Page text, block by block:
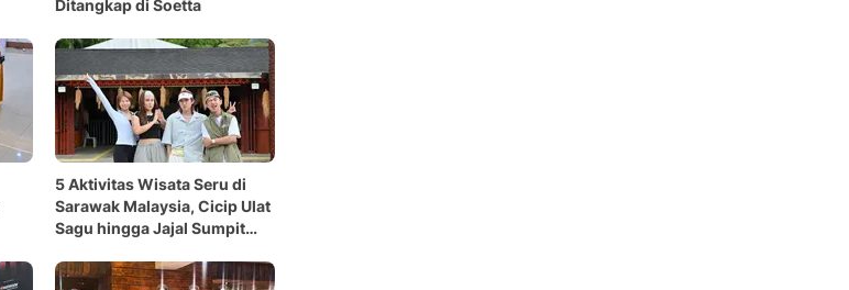
Ditangkap di Soetta
5 Aktivitas Wisata Seru di
Sarawak Malaysia, Cicip Ulat
Sagu hingga Jajal Sumpit